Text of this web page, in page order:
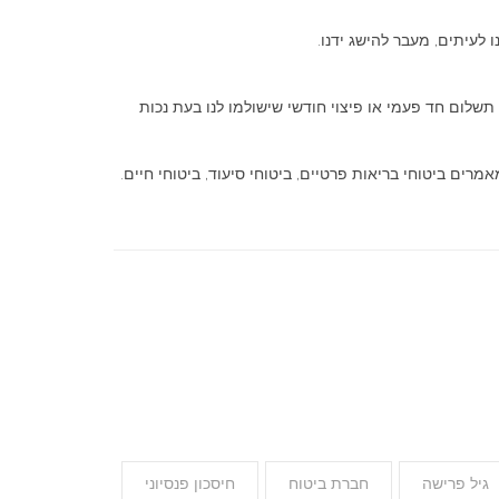
לעיתים, מעבר להישג ידנו.
חד פעמי או פיצוי חודשי שישולמו לנו בעת נכות
ביטוחי בריאות פרטיים, ביטוחי סיעוד, ביטוחי חיים.
גיל פרישה חברת ביטוח חיסכון פנסיוני